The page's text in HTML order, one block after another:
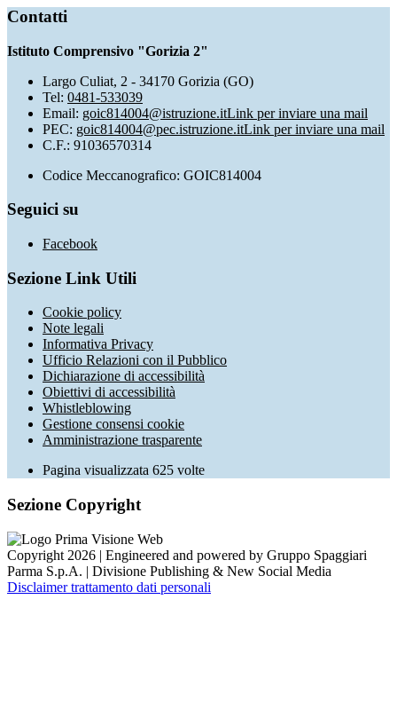
Contatti
Istituto Comprensivo "Gorizia 2"
Largo Culiat, 2 - 34170 Gorizia (GO)
Tel: 0481-533039
Email: goic814004@istruzione.itLink per inviare una mail
PEC: goic814004@pec.istruzione.itLink per inviare una mail
C.F.: 91036570314
Codice Meccanografico: GOIC814004
Seguici su
Facebook
Sezione Link Utili
Cookie policy
Note legali
Informativa Privacy
Ufficio Relazioni con il Pubblico
Dichiarazione di accessibilità
Obiettivi di accessibilità
Whistleblowing
Gestione consensi cookie
Amministrazione trasparente
Pagina visualizzata 625 volte
Sezione Copyright
Copyright 2026 | Engineered and powered by Gruppo Spaggiari
Parma S.p.A. | Divisione Publishing & New Social Media
Disclaimer trattamento dati personali